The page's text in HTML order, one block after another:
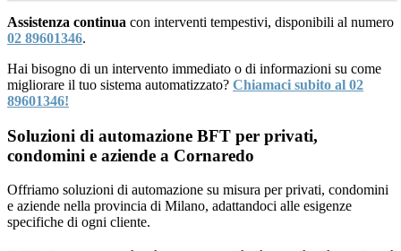
Assistenza continua con interventi tempestivi, disponibili al numero
02 89601346.
Hai bisogno di un intervento immediato o di informazioni su come
migliorare il tuo sistema automatizzato? Chiamaci subito al 02
89601346!
Soluzioni di automazione BFT per privati,
condomini e aziende a Cornaredo
Offriamo soluzioni di automazione su misura per privati, condomini
e aziende nella provincia di Milano, adattandoci alle esigenze
specifiche di ogni cliente.